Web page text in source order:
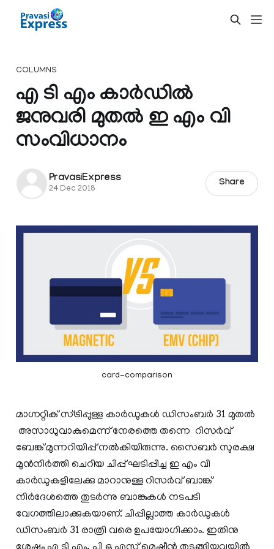
COLUMNS
എ ടി എം കാർഡിൽ
ജനുവരി മുതൽ ഇ എം വി
സംവിധാനം
PravasiExpress
24 Dec 2018
Share
card-comparison
മാഗ്നറ്റിക് സ്ട്രിപ്പുള്ള കാർഡുകൾ ഡിസംബർ 31 മുതൽ
അസാധുവാകുമെന്ന് നേരത്തെ തന്നെ റിസർവ്
ബേങ്ക് മുന്നറിയിപ്പ് നൽകിയിരുന്നു. സൈബർ സുരക്ഷ
മുൻനിർത്തി ചെറിയ ചിപ്പ് ഘടിപ്പിച്ച ഇ എം വി
കാർഡുകളിലേക്കു മാറാനുള്ള റിസർവ് ബാങ്ക്
നിർദേശത്തെ തുടർന്നു ബാങ്കുകൾ നടപടി
വേഗത്തിലാക്കുകയാണ്. ചിപ്പില്ലാത്ത കാർഡുകൾ
ഡിസംബർ 31 രാത്രി വരെ ഉപയോഗിക്കാം. ഇതിനു